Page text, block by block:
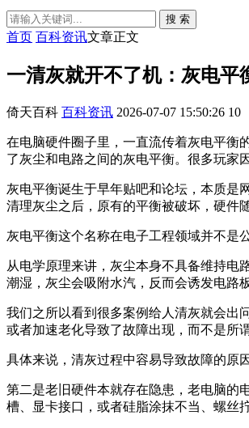
搜 索
首页 百科资讯文章正文
一清灰就开不了机：灰电平
倚天百科 百科资讯 2026-07-07 15:50:26 10
在电脑硬件圈子里，一直流传着灰电平衡
了灰尘和电路之间的灰电平衡。很多玩家
灰电平衡诞生于早年贴吧和论坛，本质是
清理灰尘之后，原有的平衡被破坏，硬件
灰电平衡这个名称在电子工程领域并不是
从电学原理来讲，灰尘本身不具备维持电
潮湿，灰尘会吸附水汽，反而会诱发电路
我们之所以看到很多案例给人清灰就会出
或者加速老化导致了故障出现，而不是所
具体来说，清灰过程中容易导致故障的原
第二是老旧硬件本就存在隐患，老电脑的
槽、显卡接口，或者硅脂涂抹不当、螺丝